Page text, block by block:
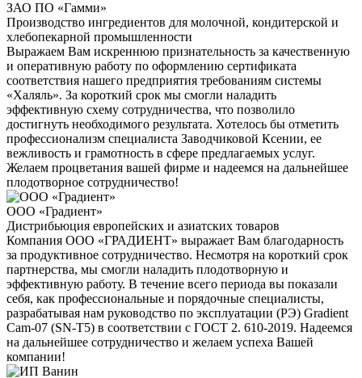
ЗАО ПО «Гамми»
Производство ингредиентов для молочной, кондитерской и
хлебопекарной промышленности
Выражаем Вам искреннюю признательность за качественную
и оперативную работу по оформлению сертификата
соответствия нашего предприятия требованиям системы
«Халяль». За короткий срок мы смогли наладить
эффективную схему сотрудничества, что позволило
достигнуть необходимого результата. Хотелось бы отметить
профессионализм специалиста Заводчиковой Ксении, ее
вежливость и грамотность в сфере предлагаемых услуг.
Желаем процветания вашей фирме и надеемся на дальнейшее
плодотворное сотрудничество!
ООО «Градиент»
Дистрибьюция европейских и азиатских товаров
Компания ООО «ГРАДИЕНТ» выражает Вам благодарность
за продуктивное сотрудничество. Несмотря на короткий срок
партнерства, мы смогли наладить плодотворную и
эффективную работу. В течение всего периода вы показали
себя, как профессиональные и порядочные специалисты,
разрабатывая нам руководство по эксплуатации (РЭ) Gradient
Cam-07 (SN-T5) в соответствии с ГОСТ 2. 610-2019. Надеемся
на дальнейшее сотрудничество и желаем успеха Вашей
компании!